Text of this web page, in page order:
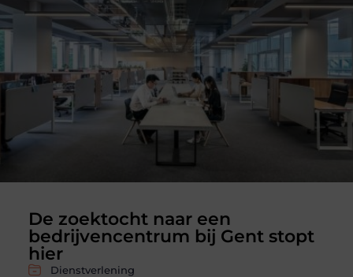
De zoektocht naar een
bedrijvencentrum bij Gent stopt
hier
Dienstverlening